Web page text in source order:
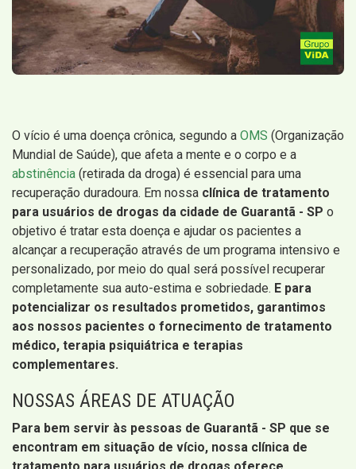
O vício é uma doença crônica, segundo a OMS (Organização
Mundial de Saúde), que afeta a mente e o corpo e a
abstinência (retirada da droga) é essencial para uma
recuperação duradoura. Em nossa clínica de tratamento
para usuários de drogas da cidade de Guarantã - SP o
objetivo é tratar esta doença e ajudar os pacientes a
alcançar a recuperação através de um programa intensivo e
personalizado, por meio do qual será possível recuperar
completamente sua auto-estima e sobriedade. E para
potencializar os resultados prometidos, garantimos
aos nossos pacientes o fornecimento de tratamento
médico, terapia psiquiátrica e terapias
complementares.
NOSSAS ÁREAS DE ATUAÇÃO
Para bem servir às pessoas de Guarantã - SP que se
encontram em situação de vício, nossa clínica de